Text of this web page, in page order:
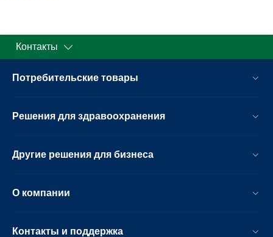
Контакты
Потребительские товары
Решения для здравоохранения
Другие решения для бизнеса
О компании
Контакты и поддержка